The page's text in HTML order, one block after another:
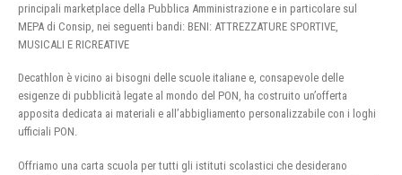
principali marketplace della Pubblica Amministrazione e in particolare sul
MEPA di Consip, nei seguenti bandi: BENI: ATTREZZATURE SPORTIVE,
MUSICALI E RICREATIVE
Decathlon è vicino ai bisogni delle scuole italiane e, consapevole delle
esigenze di pubblicità legate al mondo del PON, ha costruito un’offerta
apposita dedicata ai materiali e all’abbigliamento personalizzabile con i loghi
ufficiali PON.
Offriamo una carta scuola per tutti gli istituti scolastici che desiderano